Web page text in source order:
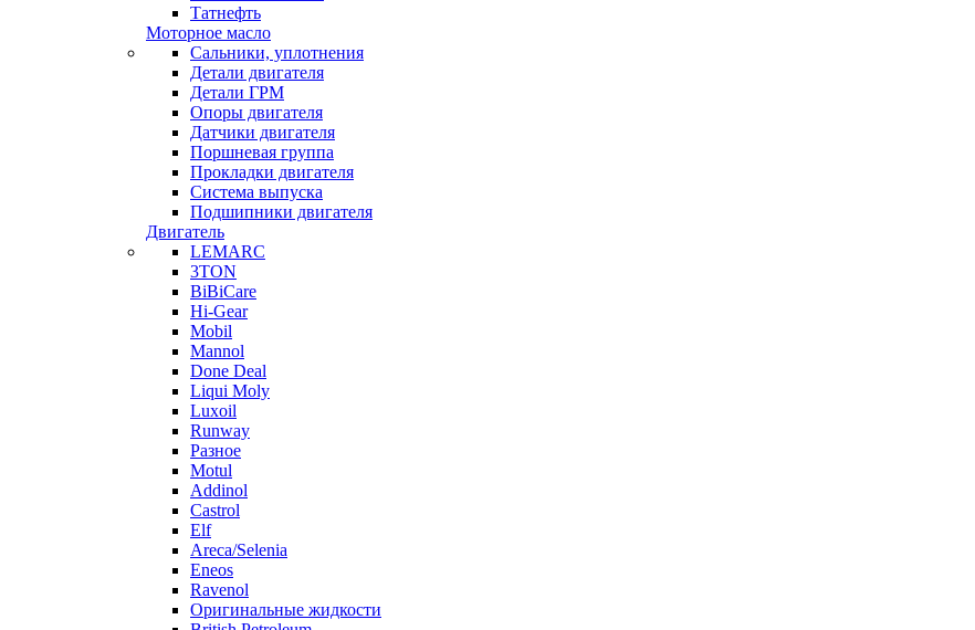
Татнефть
Моторное масло
Сальники, уплотнения
Детали двигателя
Детали ГРМ
Опоры двигателя
Датчики двигателя
Поршневая группа
Прокладки двигателя
Система выпуска
Подшипники двигателя
Двигатель
LEMARC
3TON
BiBiCare
Hi-Gear
Mobil
Mannol
Done Deal
Liqui Moly
Luxoil
Runway
Разное
Motul
Addinol
Castrol
Elf
Areca/Selenia
Eneos
Ravenol
Оригинальные жидкости